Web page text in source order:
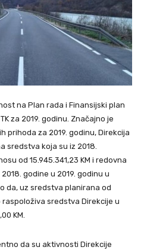
na Plan rada i Finansijski plan
za 2019. godinu. Značajno je
prihoda za 2019. godinu, Direkcija
sredstva koja su iz 2018.
od 15.945.341,23 KM i redovna
godine u 2019. godinu u
da, uz sredstva planirana od
sredstva Direkcije u
KM.
da su aktivnosti Direkcije